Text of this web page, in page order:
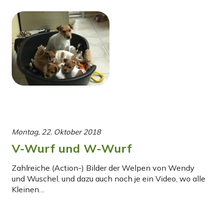
Montag, 22. Oktober 2018
V-Wurf und W-Wurf
Zahlreiche (Action-) Bilder der Welpen von Wendy
und Wuschel, und dazu auch noch je ein Video, wo alle
Kleinen…